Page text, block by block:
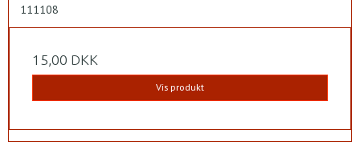
111108
15,00 DKK
Vis produkt